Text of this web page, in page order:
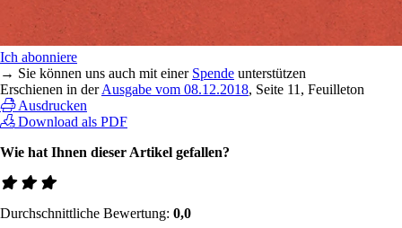
Ich abonniere
→ Sie können uns auch mit einer Spende unterstützen
Erschienen in derAusgabe vom 08.12.2018, Seite 11, Feuilleton
Ausdrucken
Download als PDF
Wie hat Ihnen dieser Artikel gefallen?
Durchschnittliche Bewertung: 0,0